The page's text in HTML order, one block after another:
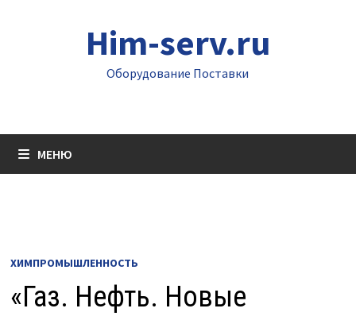
Him-serv.ru
Оборудование Поставки
МЕНЮ
ХИМПРОМЫШЛЕННОСТЬ
«Газ. Нефть. Новые